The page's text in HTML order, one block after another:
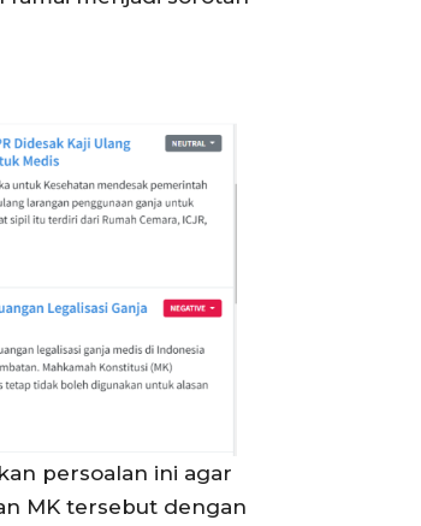
persoalan ini agar
MK tersebut dengan